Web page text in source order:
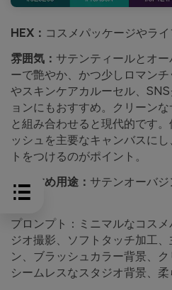
HEX： コスメパッケージやラ
雰囲気： サテンティールとオ
ーで艶やか、かつ少しロマン
やスキンケアカルーセル、
ョンにもおすすめ。クリーン
と組み合わせると現代的です
ッシュを主要なキャンバスに
トをつけるのがポイント。
おすすめ用途： サテンオーバ
成）
プロンプト：ミニマルなコス
ジオ撮影、ソフトタッチ加工
ン、ブラッシュカラー背景、ク
シームレスなスタジオ背景、